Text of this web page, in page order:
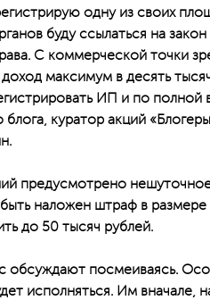
одну из своих
буду ссылаться на
С коммерческой точки
максимум в десять
ИП и по полной
куратор акций
предусмотрено
наложен штраф в размере
до 50 тысяч рублей.
обсуждают посмеиваясь.
исполняться. Им вначале,